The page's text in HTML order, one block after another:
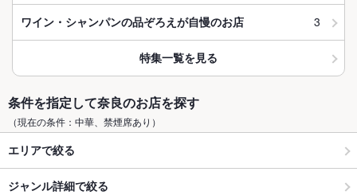
ワイン・シャンパンの品ぞろえが自慢のお店 3
特集一覧を見る
条件を指定して奈良のお店を探す
（現在の条件：中華、禁煙席あり）
エリアで絞る
ジャンル詳細で絞る